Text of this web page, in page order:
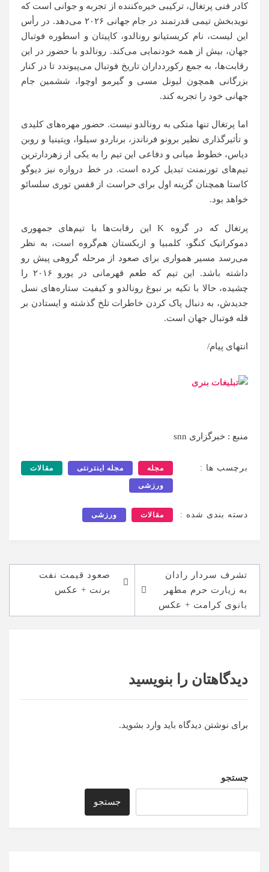
کادر فنی پرتغال، ترکیبی خیره‌کننده از تجربه و جوانی است که
نویدبخش تیمی قدرتمند در جام جهانی ۲۰۲۶ می‌دهد. در رأس
این لیست، نام کریستیانو رونالدو، کاپیتان و اسطوره فوتبال
جهان، بیش از همه خودنمایی می‌کند. رونالدو با حضور در این
رقابت‌ها، به جمع رکوردداران تاریخ فوتبال می‌پیوندد تا در کنار
بزرگانی همچون لیونل مسی و گیرمو اوچوا، ششمین جام
جهانی خود را تجربه کند.
اما پرتغال تنها متکی به رونالدو نیست. حضور مهره‌های کلیدی
و تأثیرگذاری نظیر برونو فرناندز، برناردو سیلوا، ویتینیا و روبن
دیاس، خطوط میانی و دفاعی این تیم را به یکی از زهردارترین
تیم‌های تورنمنت تبدیل کرده است. در خط دروازه نیز دیوگو
کاستا همچنان گزینه اول برای حراست از قفس توری سلسائو
خواهد بود.
پرتغال که در گروه K این رقابت‌ها با تیم‌های جمهوری
دموکراتیک کنگو، کلمبیا و ازبکستان هم‌گروه است، به نظر
می‌رسد مسیر همواری برای صعود از مرحله گروهی پیش رو
داشته باشد. این تیم که طعم قهرمانی در یورو ۲۰۱۶ را
چشیده، حالا با تکیه بر نبوغ رونالدو و کیفیت ستاره‌های نسل
جدیدش، به دنبال پاک کردن خاطرات تلخ گذشته و ایستادن بر
قله فوتبال جهان است.
انتهای پیام/
منبع : خبرگزاری snn
برچسب ها : مجله مجله اینترنتی مقالات
ورزشی
دسته بندی شده : مقالات ورزشی
راهبری
نوشته
صعود قیمت نفت
برنت + عکس
تشرف سردار رادان
به زیارت حرم مطهر
بانوی کرامت + عکس
دیدگاهتان را بنویسید
برای نوشتن دیدگاه باید وارد بشوید.
جستجو
جستجو